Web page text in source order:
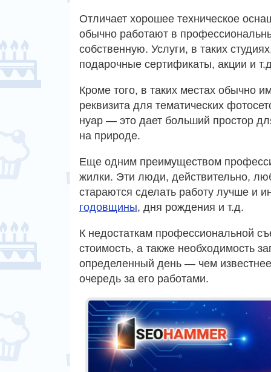
Отличает хорошее техническое
обычно работают в
собственную. Услуги, в таких
подарочные сертификаты, акции и
Кроме того, в таких местах обычно
реквизита для тематических
нуар — это дает больший простор
на природе.
Еще одним преимуществом
жилки. Эти люди, действительно,
стараются сделать работу лучше и
годовщины, дня рождения и т.д.
К недостаткам профессиональной
стоимость, а также необходимость
определенный день — чем
очередь за его работами.